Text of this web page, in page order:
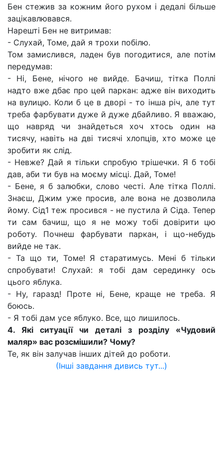
Бен стежив за кожним його рухом і дедалі більше
зацікавлювався.
Нарешті Бен не витримав:
- Слухай, Томе, дай я трохи побілю.
Том замислився, ладен був погодитися, але потім
передумав:
- Ні, Бене, нічого не вийде. Бачиш, тітка Поллі
надто вже дбає про цей паркан: адже він виходить
на вулицю. Коли б це в дворі - то інша річ, але тут
треба фарбувати дуже й дуже дбайливо. Я вважаю,
що навряд чи знайдеться хоч хтось один на
тисячу, навіть на дві тисячі хлопців, хто може це
зробити як слід.
- Невже? Дай я тільки спробую трішечки. Я б тобі
дав, аби ти був на моєму місці. Дай, Томе!
- Бене, я б залюбки, слово честі. Але тітка Поллі.
Знаєш, Джим уже просив, але вона не дозволила
йому. Сід1 теж просився - не пустила й Сіда. Тепер
ти сам бачиш, що я не можу тобі довірити цю
роботу. Почнеш фарбувати паркан, і що-небудь
вийде не так.
- Та що ти, Томе! Я старатимусь. Мені б тільки
спробувати! Слухай: я тобі дам серединку ось
цього яблука.
- Ну, гаразд! Проте ні, Бене, краще не треба. Я
боюсь.
- Я тобі дам усе яблуко. Все, що лишилось.
4. Які ситуації чи деталі з розділу «Чудовий
маляр» вас розсмішили? Чому?
Те, як він залучав інших дітей до роботи.
(Інші завдання дивись тут...)